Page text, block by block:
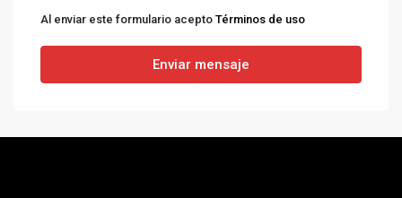
Al enviar este formulario acepto Términos de uso
Enviar mensaje